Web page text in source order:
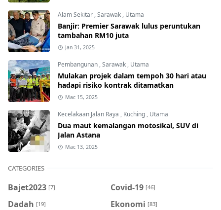
Alam Sekitar ,Sarawak , Utama
Banjir: Premier Sarawak lulus peruntukan
tambahan RM10 juta
Jan 31, 2025
Pembangunan ,Sarawak , Utama
Mulakan projek dalam tempoh 30 hari atau
hadapi risiko kontrak ditamatkan
Mac 15, 2025
Kecelakaan Jalan Raya , Kuching , Utama
Dua maut kemalangan motosikal, SUV di
Jalan Astana
Mac 13, 2025
CATEGORIES
Bajet2023 [7] Covid-19 [46]
Dadah [19] Ekonomi [83]